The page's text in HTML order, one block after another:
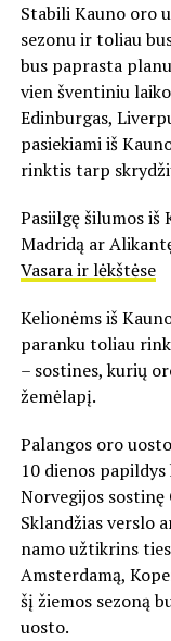
Stabili Kauno oro
sezonu ir toliau
bus paprasta
vien šventiniu
Edinburgas,
pasiekiami iš
rinktis tarp
Pasiilgę šilumos iš
Madridą ar
Vasara ir lėkštėse
Kelionėms iš
paranku toliau
– sostines, kurių
žemėlapį.
Palangos oro
10 dienos
Norvegijos sostinę
Sklandžias verslo
namo užtikrins
Amsterdamą,
šį žiemos sezoną
uosto.